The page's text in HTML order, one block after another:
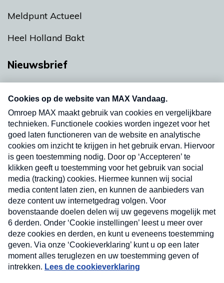
Meldpunt Actueel
Heel Holland Bakt
Nieuwsbrief
nieuwsbrief. Elke vrijdag- en dinsdagochtend in
uw mailbox.
Verzend
Nieuwsbrief
Neem hier een gratis abonnement op onze
nieuwsbrief. Elke vrijdag- en dinsdagochtend in uw